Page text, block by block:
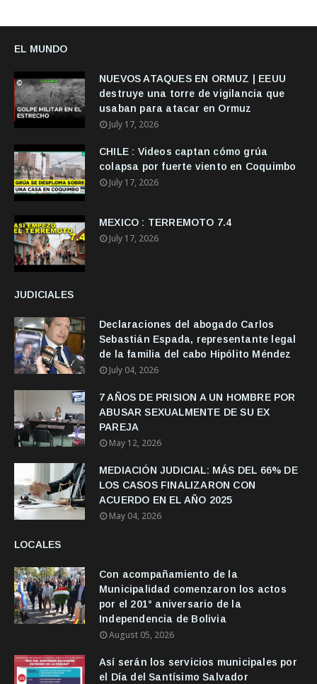
EL MUNDO
NUEVOS ATAQUES EN ORMUZ | EEUU
destruye una torre de vigilancia que
usaban para atacar en Ormuz
July 17, 2026
CHILE : Videos captan cómo grúa
colapsa por fuerte viento en Coquimbo
July 17, 2026
MEXICO : TERREMOTO 7.4
July 17, 2026
JUDICIALES
Declaraciones del abogado Carlos
Sebastián Espada, representante legal
de la familia del cabo Hipólito Méndez
July 04, 2026
7 AÑOS DE PRISION A UN HOMBRE POR
ABUSAR SEXUALMENTE DE SU EX
PAREJA
May 12, 2026
MEDIACIÓN JUDICIAL: MÁS DEL 66% DE
LOS CASOS FINALIZARON CON
ACUERDO EN EL AÑO 2025
May 04, 2026
LOCALES
Con acompañamiento de la
Municipalidad comenzaron los actos
por el 201° aniversario de la
Independencia de Bolivia
August 05, 2026
Así serán los servicios municipales por
el Día del Santísimo Salvador